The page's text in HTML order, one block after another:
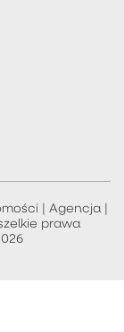
| Agencja |
prawa